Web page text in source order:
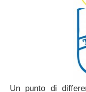
Un punto di